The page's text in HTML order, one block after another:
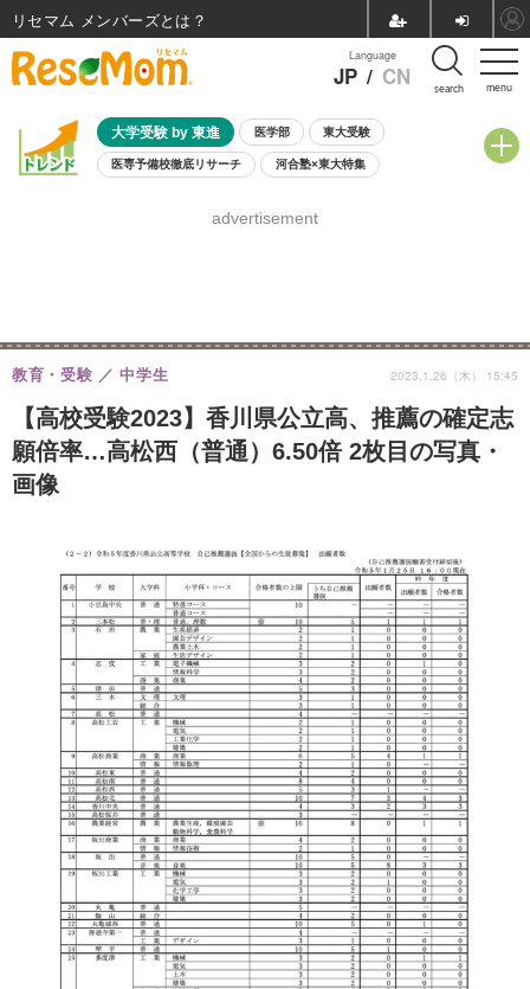
menu
Language
JP / CN search
大学受験 by 東進 医学部 東大受験
医専予備校徹底リサーチ 河合塾×東大特集
8月開催学校説明会・相談会
advertisement
【高校受験2023】香川県公立高、推薦の確定志
願倍率…高松西（普通）6.50倍 2枚目の写真・
画像
教育・受験 中学生 2023.1.26（木） 15:45
リセマム メンバーズ